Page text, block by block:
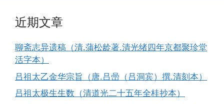
近期文章
聊斋志异遗稿（清.蒲松龄著.清光绪四年京都聚珍堂
活字本）
吕祖太乙金华宗旨（唐.吕喦（吕洞宾）撰.清刻本）
吕祖太极生生数（清道光二十五年全桂抄本）